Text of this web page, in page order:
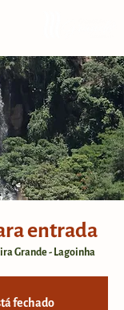
entrada
Grande - Lagoinha
fechado